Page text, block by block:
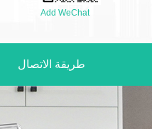
Add WeChat
طريقة الاتصال